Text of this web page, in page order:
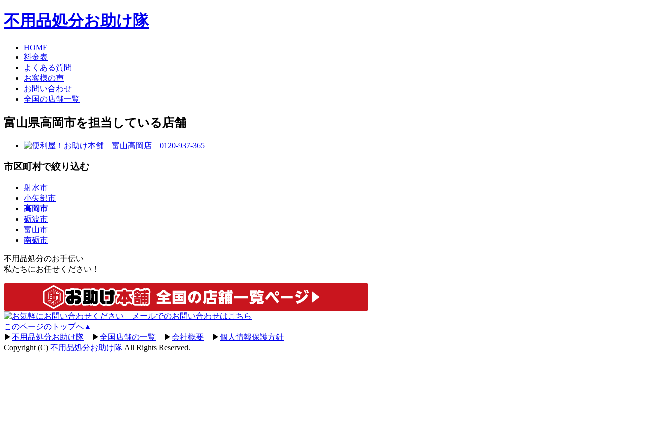
不用品処分お助け隊
HOME
料金表
よくある質問
お客様の声
お問い合わせ
全国の店舗一覧
富山県高岡市を担当している店舗
市区町村で絞り込む
射水市
小矢部市
高岡市
砺波市
富山市
南砺市
不用品処分のお手伝い
私たちにお任せください！
このページのトップへ▲
▶不用品処分お助け隊 ▶全国店舗の一覧 ▶会社概要 ▶個人情報保護方針
Copyright (C) 不用品処分お助け隊 All Rights Reserved.